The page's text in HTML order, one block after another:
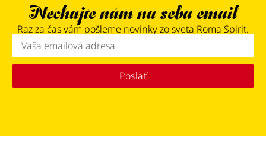
Nechajte nám na seba email
Raz za čas vám pošleme novinky zo sveta Roma Spirit.
Poslať